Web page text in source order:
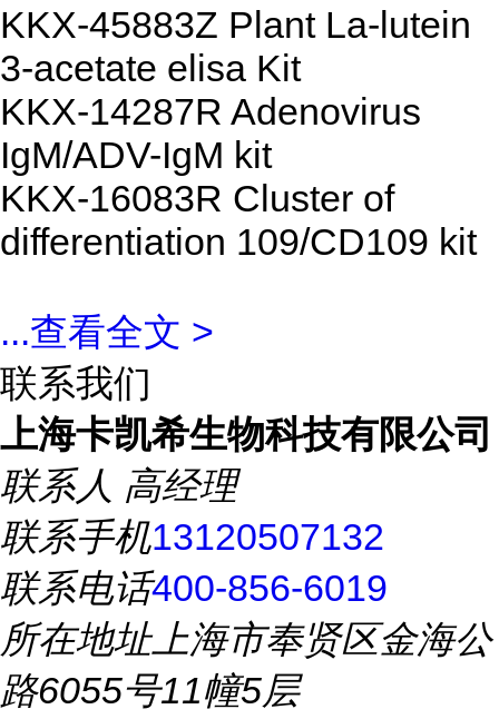
KKX-45883Z Plant La-lutein
3-acetate elisa Kit
KKX-14287R Adenovirus
IgM/ADV-IgM kit
KKX-16083R Cluster of
differentiation 109/CD109 kit
...查看全文 >
联系我们
上海卡凯希生物科技有限公司
联系人 高经理
联系手机13120507132
联系电话400-856-6019
所在地址上海市奉贤区金海公
路6055号11幢5层